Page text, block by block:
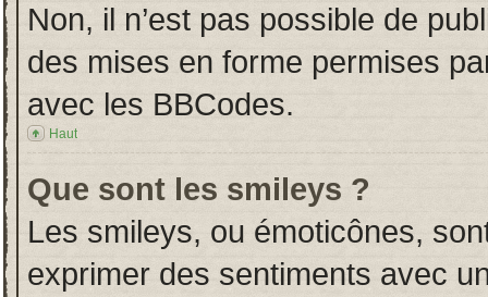
Non, il n’est pas possible de
des mises en forme permises
avec les BBCodes.
Haut
Que sont les smileys ?
Les smileys, ou émoticônes,
exprimer des sentiments avec